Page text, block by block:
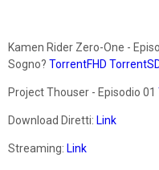
Kamen Rider Zero-One -
Sogno? TorrentFHD
Project Thouser - Episodio 01
Download Diretti: Link
Streaming: Link